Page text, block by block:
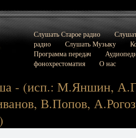
Слушать Старое радио
радио
Слушать Музыку
Программа передач
фонохрестоматия
О нас
- (исп.: М.Яншин,
В.Попов,